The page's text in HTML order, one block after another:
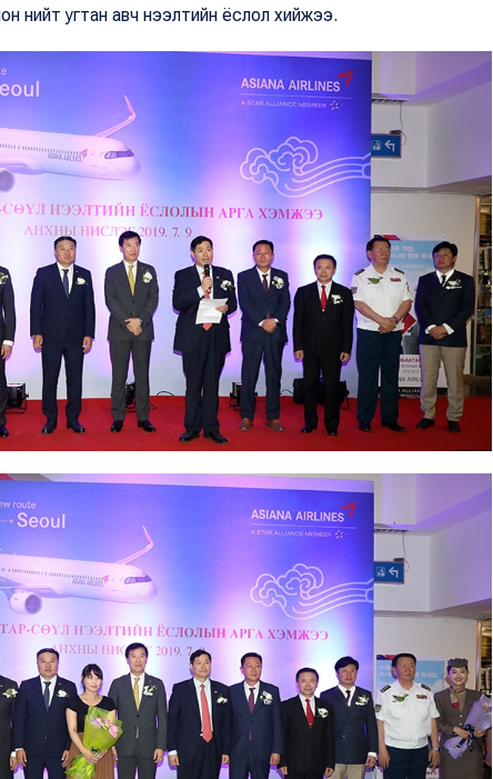
нийт угтан авч нээлтийн ёслол хийжээ.